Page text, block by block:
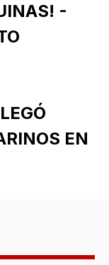
-
EN